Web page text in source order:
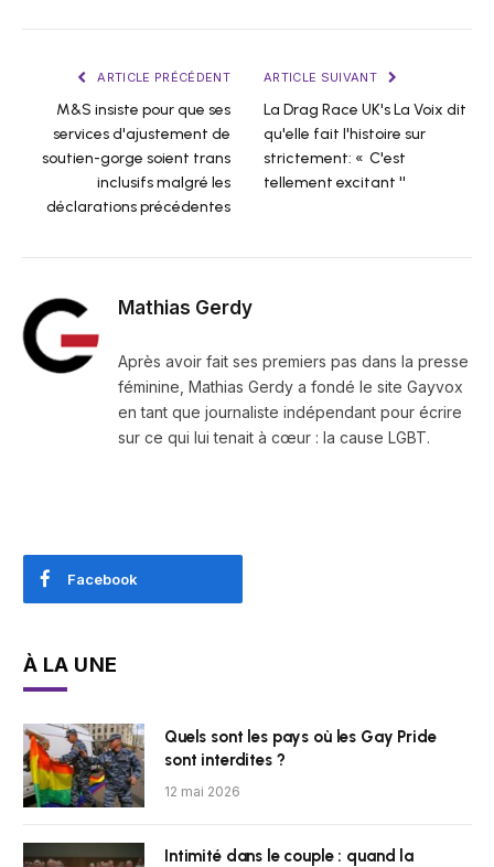
ARTICLE PRÉCÉDENT
M&S insiste pour que ses
services d'ajustement de
soutien-gorge soient trans
inclusifs malgré les
déclarations précédentes
ARTICLE SUIVANT
La Drag Race UK's La Voix dit
qu'elle fait l'histoire sur
strictement: « C'est
tellement excitant ''
Mathias Gerdy
Après avoir fait ses premiers pas dans la presse
féminine, Mathias Gerdy a fondé le site Gayvox
en tant que journaliste indépendant pour écrire
sur ce qui lui tenait à cœur : la cause LGBT.
Facebook
À LA UNE
Quels sont les pays où les Gay Pride
sont interdites ?
12 mai 2026
Intimité dans le couple : quand la